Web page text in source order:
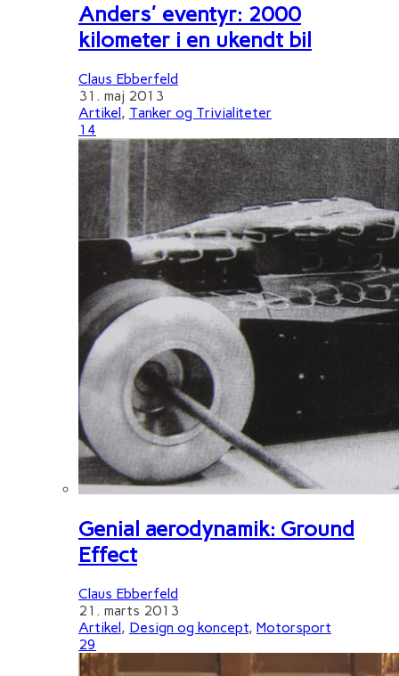
Anders' eventyr: 2000
kilometer i en ukendt bil
Claus Ebberfeld
31. maj 2013
Artikel , Tanker og Trivialiteter
14
Genial aerodynamik: Ground
Effect
Claus Ebberfeld
21. marts 2013
Artikel, Design og koncept, Motorsport
29